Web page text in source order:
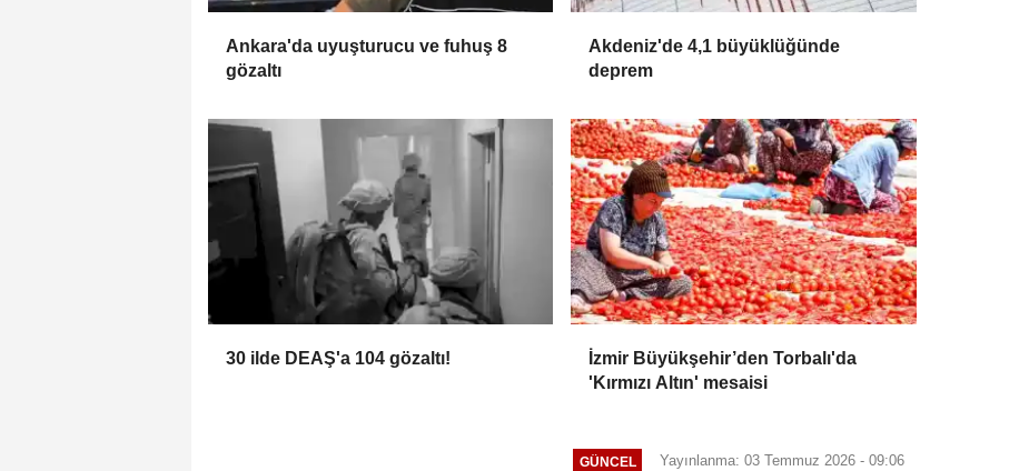
Ankara'da uyuşturucu ve fuhuş 8
gözaltı
Akdeniz'de 4,1 büyüklüğünde
deprem
30 ilde DEAŞ'a 104 gözaltı!
İzmir Büyükşehir’den Torbalı'da
'Kırmızı Altın' mesaisi
GÜNCEL Yayınlanma: 03 Temmuz 2026 - 09:06